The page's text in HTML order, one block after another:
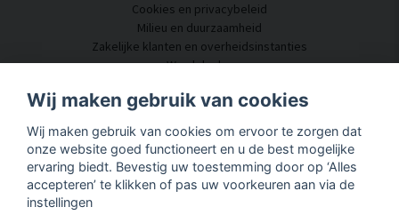
Cookies en privacybeleid
Milieu en duurzaamheid
Zakelijke klanten en overheidsinstanties
Word dealer
Klantenservice
Neem contact met ons op
Akoestisch advies
Montage en installatie
Vragen en antwoorden
Wij maken gebruik van cookies
Wij maken gebruik van cookies om ervoor te zorgen dat
onze website goed functioneert en u de best mogelijke
ervaring biedt. Bevestig uw toestemming door op ‘Alles
accepteren’ te klikken of pas uw voorkeuren aan via de
instellingen